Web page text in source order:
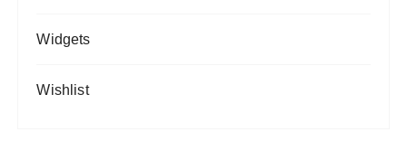
Widgets
Wishlist